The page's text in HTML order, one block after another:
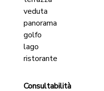
veduta
panorama
golfo
lago
ristorante
Consultabilità